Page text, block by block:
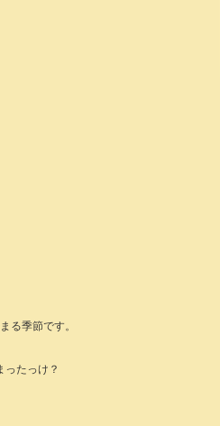
る季節です。
ったっけ？